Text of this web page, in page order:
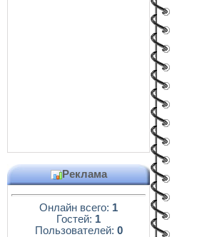
Реклама
Онлайн всего: 1
Гостей: 1
Пользователей: 0